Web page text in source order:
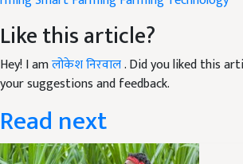
Like this article?
Hey! I amलोकेश निरवाल. Did you liked this
your suggestions and feedback.
Read next